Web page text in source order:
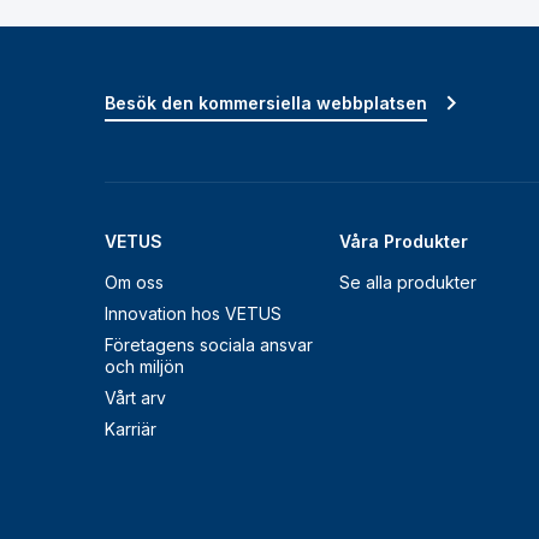
VETUS
Om oss
Innovation hos VETUS
Företagens sociala ansvar
och miljön
Vårt arv
Karriär
Våra Produkter
Se alla produkter
Besök den kommersiella webbplatsen